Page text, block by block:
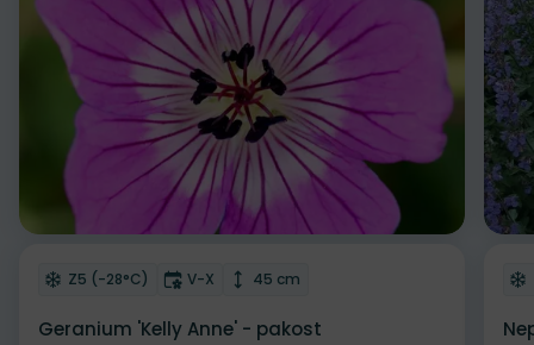
Odober do zoznamu želaní
Mrazuvzdornosť
Z5 (-28°C) Doba kvitnutia
V-X Výška rastliny
45 cm
Geranium 'Kelly Anne' - pakost